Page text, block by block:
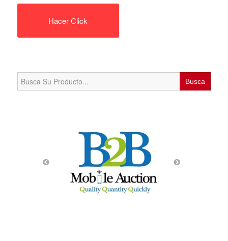
Hacer Click
Search
for: